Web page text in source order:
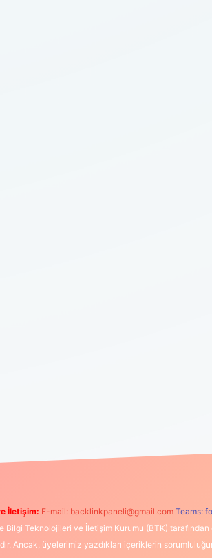
İletişim: E-mail: backlinkpaneli@gmail.com Teams:
Bilgi Teknolojileri ve İletişim Kurumu (BTK)
Ancak, üyelerimiz yazdıkları içeriklerin